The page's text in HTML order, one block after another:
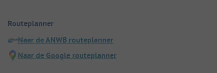
Routeplanner
Naar de ANWB routeplanner
Naar de Google routeplanner